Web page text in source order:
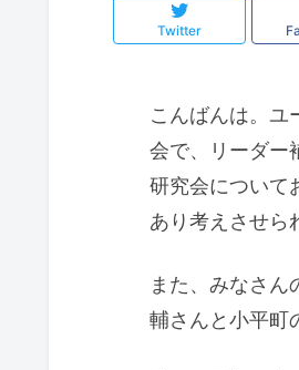
Twitter
こんばんは。ユ
会で、リーダー
研究会について
あり考えさせら
また、みなさ
輔さんと小平町